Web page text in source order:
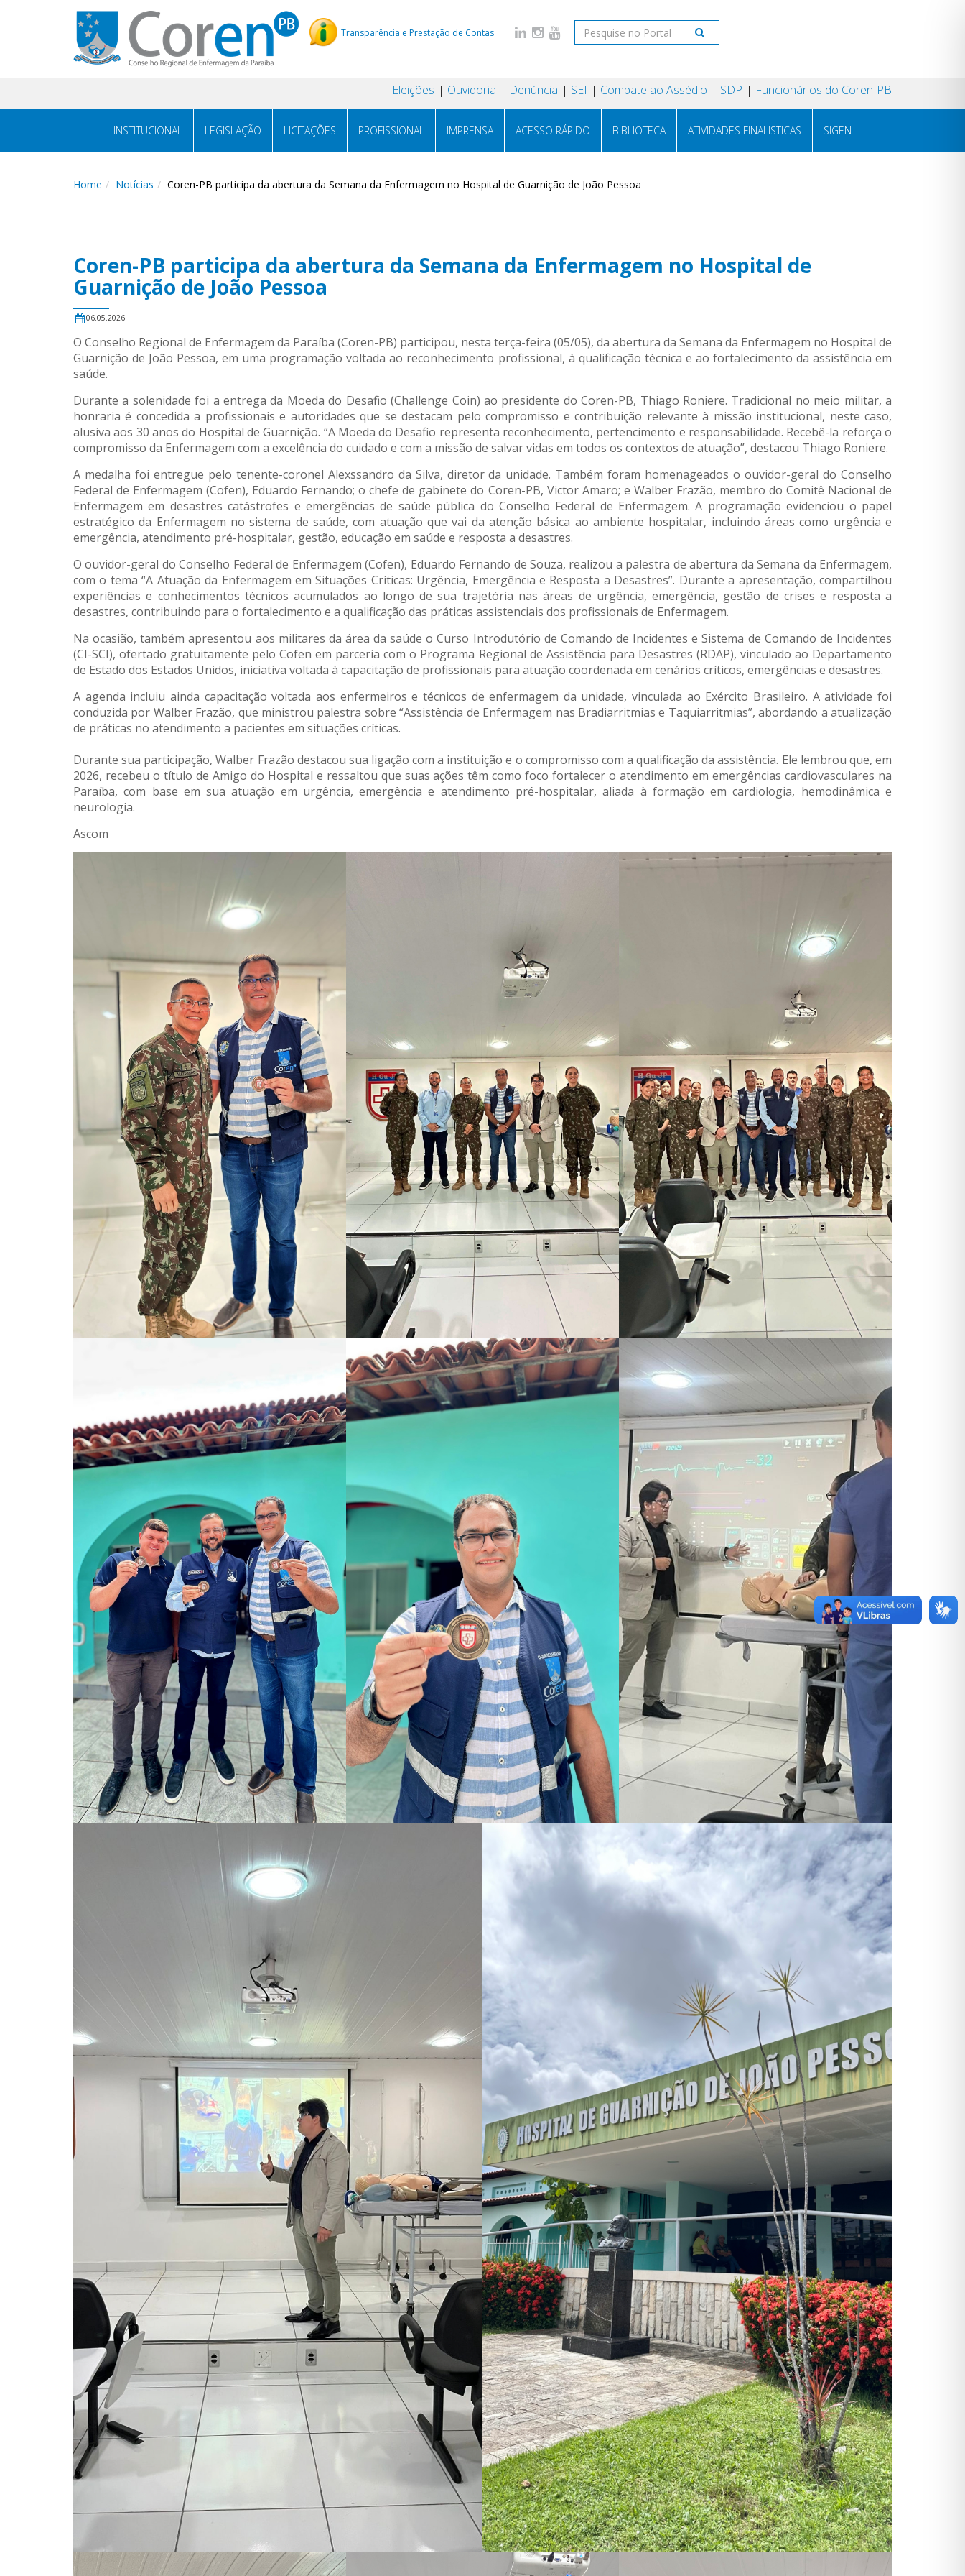
Transparência e Prestação de Contas
Eleições Ouvidoria Denúncia SEI Combate ao Assédio SDP Funcionários do Coren-PB
INSTITUCIONAL LEGISLAÇÃO LICITAÇÕES PROFISSIONAL IMPRENSA ACESSO RÁPIDO BIBLIOTECA ATIVIDADES FINALISTICAS SIGEN
Home Notícias Coren-PB participa da abertura da Semana da Enfermagem no Hospital de Guarnição de João Pessoa
Coren-PB participa da abertura da Semana da Enfermagem no Hospital de
Guarnição de João Pessoa
06.05.2026
O Conselho Regional de Enfermagem da Paraíba (Coren-PB) participou, nesta terça-feira (05/05), da abertura da Semana da Enfermagem no Hospital de
Guarnição de João Pessoa, em uma programação voltada ao reconhecimento profissional, à qualificação técnica e ao fortalecimento da assistência em
saúde.
Durante a solenidade foi a entrega da Moeda do Desafio (Challenge Coin) ao presidente do Coren-PB, Thiago Roniere. Tradicional no meio militar, a
honraria é concedida a profissionais e autoridades que se destacam pelo compromisso e contribuição relevante à missão institucional, neste caso,
alusiva aos 30 anos do Hospital de Guarnição. “A Moeda do Desafio representa reconhecimento, pertencimento e responsabilidade. Recebê-la reforça o
compromisso da Enfermagem com a excelência do cuidado e com a missão de salvar vidas em todos os contextos de atuação”, destacou Thiago Roniere.
A medalha foi entregue pelo tenente-coronel Alexssandro da Silva, diretor da unidade. Também foram homenageados o ouvidor-geral do Conselho
Federal de Enfermagem (Cofen), Eduardo Fernando; o chefe de gabinete do Coren-PB, Victor Amaro; e Walber Frazão, membro do Comitê Nacional de
Enfermagem em desastres catástrofes e emergências de saúde pública do Conselho Federal de Enfermagem. A programação evidenciou o papel
estratégico da Enfermagem no sistema de saúde, com atuação que vai da atenção básica ao ambiente hospitalar, incluindo áreas como urgência e
emergência, atendimento pré-hospitalar, gestão, educação em saúde e resposta a desastres.
O ouvidor-geral do Conselho Federal de Enfermagem (Cofen), Eduardo Fernando de Souza, realizou a palestra de abertura da Semana da Enfermagem,
com o tema “A Atuação da Enfermagem em Situações Críticas: Urgência, Emergência e Resposta a Desastres”. Durante a apresentação, compartilhou
experiências e conhecimentos técnicos acumulados ao longo de sua trajetória nas áreas de urgência, emergência, gestão de crises e resposta a
desastres, contribuindo para o fortalecimento e a qualificação das práticas assistenciais dos profissionais de Enfermagem.
Na ocasião, também apresentou aos militares da área da saúde o Curso Introdutório de Comando de Incidentes e Sistema de Comando de Incidentes
(CI-SCI), ofertado gratuitamente pelo Cofen em parceria com o Programa Regional de Assistência para Desastres (RDAP), vinculado ao Departamento
de Estado dos Estados Unidos, iniciativa voltada à capacitação de profissionais para atuação coordenada em cenários críticos, emergências e desastres.
A agenda incluiu ainda capacitação voltada aos enfermeiros e técnicos de enfermagem da unidade, vinculada ao Exército Brasileiro. A atividade foi
conduzida por Walber Frazão, que ministrou palestra sobre “Assistência de Enfermagem nas Bradiarritmias e Taquiarritmias”, abordando a atualização
de práticas no atendimento a pacientes em situações críticas.
Durante sua participação, Walber Frazão destacou sua ligação com a instituição e o compromisso com a qualificação da assistência. Ele lembrou que, em
2026, recebeu o título de Amigo do Hospital e ressaltou que suas ações têm como foco fortalecer o atendimento em emergências cardiovasculares na
Paraíba, com base em sua atuação em urgência, emergência e atendimento pré-hospitalar, aliada à formação em cardiologia, hemodinâmica e
neurologia.
Ascom